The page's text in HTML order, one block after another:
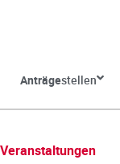
Anträgestellen